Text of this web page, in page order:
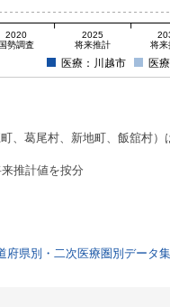
2020
国勢調査
2025
将来推計
将来
医療：川越市 医
葛尾村、新地町、飯舘村
推計値を按分
県別・二次医療圏別データ